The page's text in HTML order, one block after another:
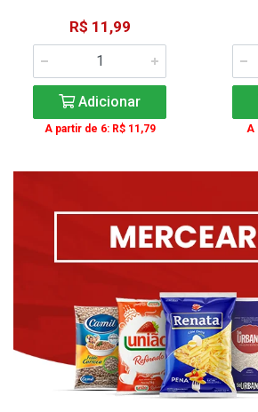
R$ 11,99
Adicionar
A partir de 6: R$ 11,79 A